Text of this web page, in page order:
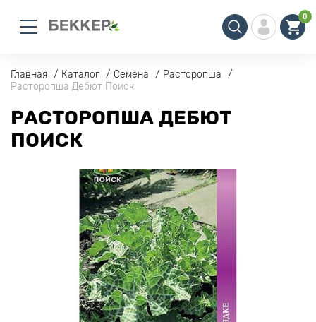
0
Главная Каталог Семена
Расторопша
Расторопша Дебют Поиск
РАСТОРОПША ДЕБЮТ
ПОИСК